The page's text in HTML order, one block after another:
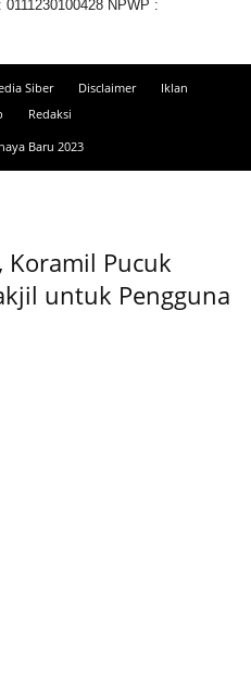
NPWP :
Siber Disclaimer
Iklan
Redaksi
Baru 2023
Koramil Pucuk
untuk Pengguna